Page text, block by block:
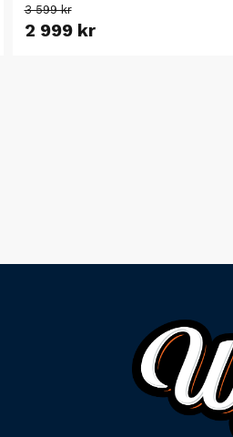
3 599 kr
2 999 kr